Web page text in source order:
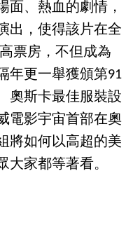
面、熱血的劇情，
出，使得該片在全
票房，不但成為
年更一舉獲頒第91
奧斯卡最佳服裝設
電影宇宙首部在奧
將如何以高超的美
大家都等著看。